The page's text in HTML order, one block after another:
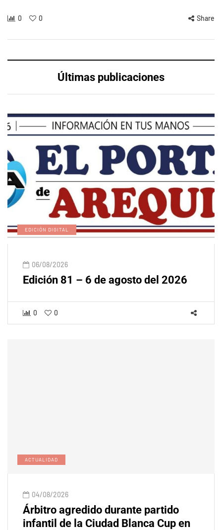
0 0 Share
Últimas publicaciones
EDICIÓN DIGITAL
06/08/2026
Edición 81 – 6 de agosto del 2026
0 0
ACTUALIDAD
04/08/2026
Árbitro agredido durante partido
infantil de la Ciudad Blanca Cup en